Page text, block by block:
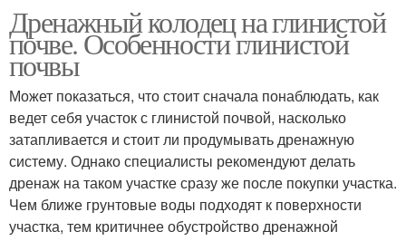
Дренажный колодец на глинистой
почве. Особенности глинистой
почвы
Может показаться, что стоит сначала понаблюдать, как
ведет себя участок с глинистой почвой, насколько
затапливается и стоит ли продумывать дренажную
систему. Однако специалисты рекомендуют делать
дренаж на таком участке сразу же после покупки участка.
Чем ближе грунтовые воды подходят к поверхности
участка, тем критичнее обустройство дренажной